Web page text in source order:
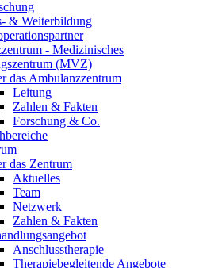
& Weiterbildung
- Medizinisches
(MVZ)
das Ambulanzzentrum
Leitung
Zahlen & Fakten
Forschung & Co.
das Zentrum
Aktuelles
Team
Netzwerk
Zahlen & Fakten
Anschlusstherapie
Therapiebegleitende Angebote